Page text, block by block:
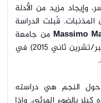
وإيجاد مزيد من الأدلة
قُبلت الدراسة
Massimo من جامعة
ولاية أيوا، للنشر أمس (23 نوفمبر/تشرين ثاني 2015) في
النجم هي دراسته